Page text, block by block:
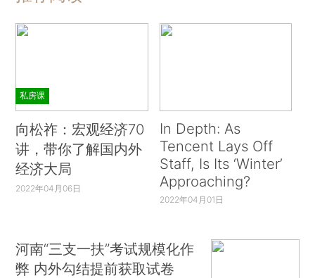
私房课
向松祚：宏观经济70
讲，带你了解国内外
经济大局
2022年04月06日
In Depth: As
Tencent Lays Off
Staff, Is Its ‘Winter’
Approaching?
2022年04月01日
河南“三支一扶”考试规模化作
弊 内外勾结提前获取试卷